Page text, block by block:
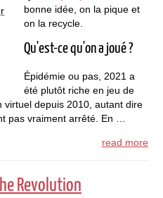
bonne idée, on la pique et
on la recycle.
Qu'est-ce qu'on a joué ?
Épidémie ou pas, 2021 a
été plutôt riche en jeu de
virtuel depuis 2010, autant dire
pas vraiment arrêté. En …
read more
Revolution